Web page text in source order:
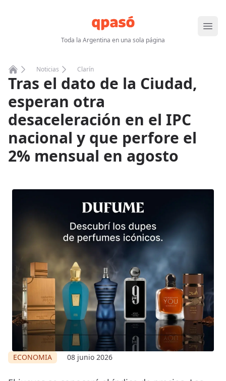
Toda la Argentina en una sola página
Abrir
Home
Noticias Clarín
Tras el dato de la Ciudad,
esperan otra
desaceleración en el IPC
nacional y que perfore el
2% mensual en agosto
ECONOMIA 08 junio 2026